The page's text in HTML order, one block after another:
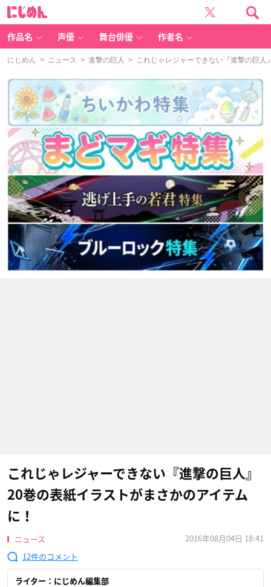
作品名 声優 舞台俳優 作者名
にじめん > ニュース > 進撃の巨人 > これじゃレジャーできない『進撃の巨人
これじゃレジャーできない『進撃の巨人』
20巻の表紙イラストがまさかのアイテム
に！
ニュース
2016年08月04日 18:41
12
ライター：にじめん編集部